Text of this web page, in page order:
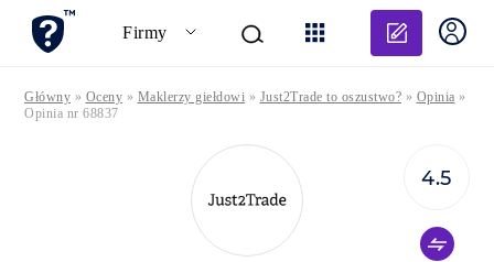
Firmy
Dodaj
Główny » Oceny » Maklerzy giełdowi » Just2Trade to oszustwo? » Opinia »
Opinia nr 68837
4.5